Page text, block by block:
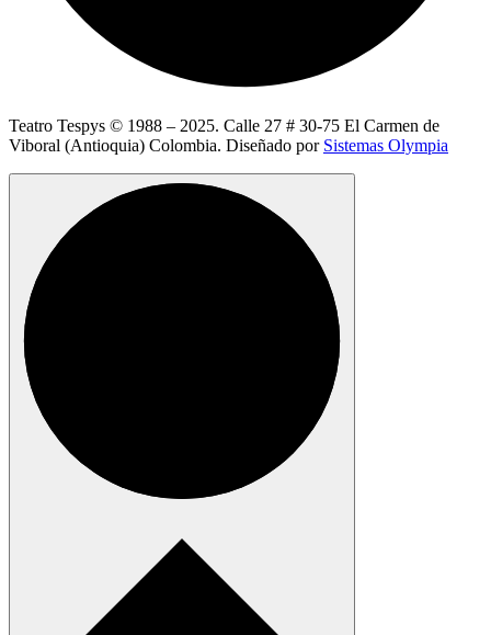
Teatro Tespys © 1988 – 2025. Calle 27 # 30-75 El Carmen de
Viboral (Antioquia) Colombia. Diseñado por Sistemas Olympia